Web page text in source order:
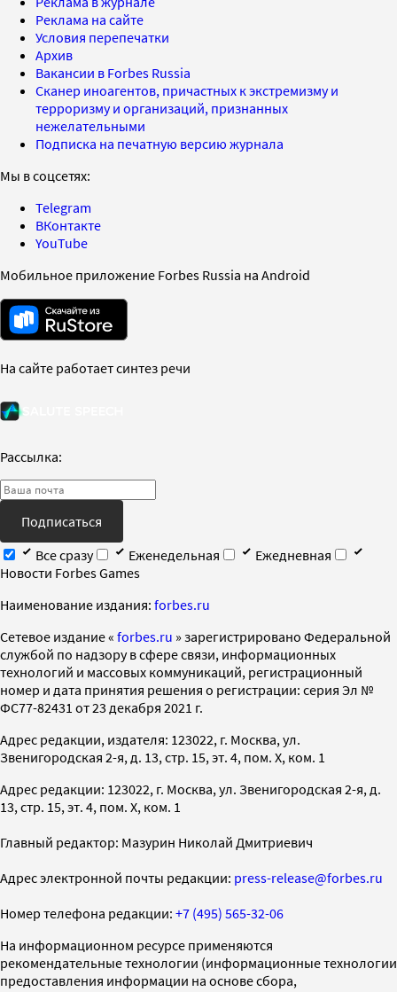
Реклама на сайте
Условия перепечатки
Архив
Вакансии в Forbes Russia
Сканер иноагентов, причастных к экстремизму и
терроризму и организаций, признанных
нежелательными
Подписка на печатную версию журнала
Мы в соцсетях:
Telegram
ВКонтакте
YouTube
Мобильное приложение Forbes Russia на Android
На сайте работает синтез речи
Рассылка:
Подписаться
Все сразу
Еженедельная
Ежедневная
Новости Forbes Games
Наименование издания: forbes.ru
Cетевое издание « forbes.ru » зарегистрировано Федеральной
службой по надзору в сфере связи, информационных
технологий и массовых коммуникаций, регистрационный
номер и дата принятия решения о регистрации: серия Эл №
ФС77-82431 от 23 декабря 2021 г.
Адрес редакции, издателя: 123022, г. Москва, ул.
Звенигородская 2-я, д. 13, стр. 15, эт. 4, пом. X, ком. 1
Адрес редакции: 123022, г. Москва, ул. Звенигородская 2-я, д.
13, стр. 15, эт. 4, пом. X, ком. 1
Главный редактор: Мазурин Николай Дмитриевич
Адрес электронной почты редакции: press-release@forbes.ru
Номер телефона редакции: +7 (495) 565-32-06
На информационном ресурсе применяются
рекомендательные технологии (информационные технологии
предоставления информации на основе сбора,